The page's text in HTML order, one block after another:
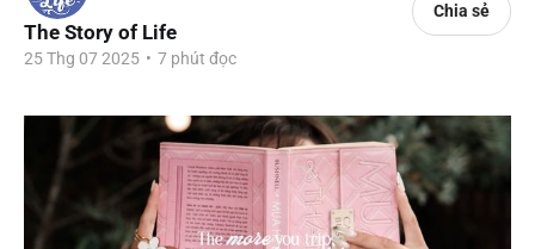
The Story of Life
25 Thg 07 2025 • 7 phút đọc
Chia sẻ